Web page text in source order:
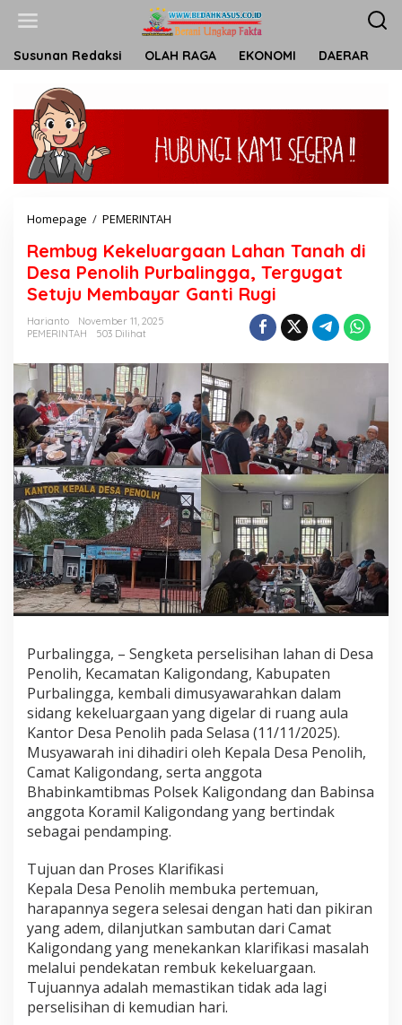
t
Susunan Redaksi OLAH RAGA EKONOMI DAERAR
Homepage / PEMERINTAH
m
b
u
g
e
u
a
r
g
a
a
n
L
a
h
a
T
a
h
d
D
e
s
a
P
e
n
o
h
u
r
b
a
l
i
n
g
Rembug Kekeluargaan Lahan Tanah di
Desa Penolih Purbalingga, Tergugat
Setuju Membayar Ganti Rugi
Harianto
November 11, 2025
PEMERINTAH
503 Dilihat
​Purbalingga, – Sengketa perselisihan lahan di Desa
Penolih, Kecamatan Kaligondang, Kabupaten
Purbalingga, kembali dimusyawarahkan dalam
sidang kekeluargaan yang digelar di ruang aula
Kantor Desa Penolih pada Selasa (11/11/2025).
Musyawarah ini dihadiri oleh Kepala Desa Penolih,
Camat Kaligondang, serta anggota
Bhabinkamtibmas Polsek Kaligondang dan Babinsa
anggota Koramil Kaligondang yang bertindak
sebagai pendamping.
​Tujuan dan Proses Klarifikasi
​Kepala Desa Penolih membuka pertemuan,
harapannya segera selesai dengan hati dan pikiran
yang adem, dilanjutkan sambutan dari Camat
Kaligondang yang menekankan klarifikasi masalah
melalui pendekatan rembuk kekeluargaan.
Tujuannya adalah memastikan tidak ada lagi
perselisihan di kemudian hari.